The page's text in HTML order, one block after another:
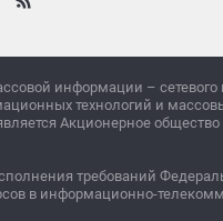
информации – сетевого
технологий и
Акционерное
требований
в информационно-